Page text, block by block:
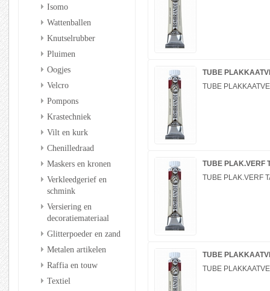
Isomo
Wattenballen
Knutselrubber
Pluimen
Oogjes
Velcro
Pompons
Krastechniek
Vilt en kurk
Chenilledraad
Maskers en kronen
Verkleedgerief en
schmink
Versiering en
decoratiemateriaal
Glitterpoeder en zand
Metalen artikelen
Raffia en touw
Textiel
TUBE
TUBE
TUBE PLAK.VERF
TUBE PLAK.VERF
TUBE
TUBE